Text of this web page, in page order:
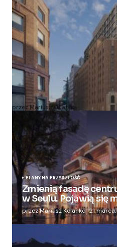
Zmieniają więzienie
apartamentowiec
przez Mariusz Kolanko 20 lipca, 2024
PLANY NA PRZYSZŁOŚĆ
Zmienią fasadę
w Seulu. Pojawią się
przez Mariusz Kolanko 21